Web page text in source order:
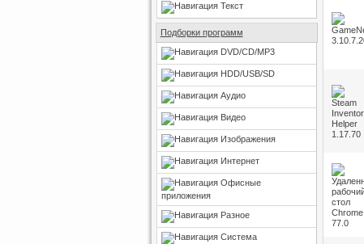
Текст
Подборки программ
DVD/CD/MP3
HDD/USB/SD
Аудио
Видео
Изображения
Интернет
Офисные
приложения
Разное
Система